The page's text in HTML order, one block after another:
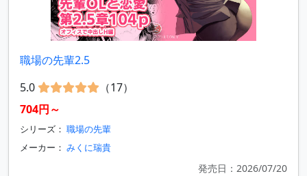
職場の先輩2.5
5.0
（17）
704円～
シリーズ： 職場の先輩
メーカー： みくに瑞貴
発売日：2026/07/20